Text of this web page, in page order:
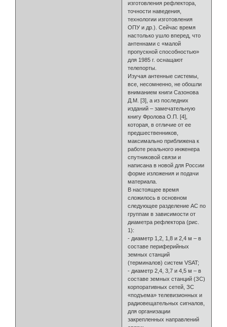
изготовления рефлектора,
точности наведения,
технологии изготовления
ОПУ и др.). Сейчас время
настолько ушло вперед, что
антеннами с «малой
пропускной способностью»
для 1985 г. оснащают
телепорты.
Изучая антенные системы,
все, несомненно, не обошли
вниманием книги Сазонова
Д.М. [3], а из последних
изданий – замечательную
книгу Фролова О.П. [4],
которая, в отличие от ее
предшественников,
максимально приближена к
работе реального инженера
спутниковой связи и
написана в новой для России
форме изложения и подачи
материала.
В настоящее время
сложилось в основном
следующее разделение АС по
группам в зависимости от
диаметра рефлектора (рис.
1):
- диаметр 1,2, 1,8 и 2,4 м – в
составе периферийных
земных станций
(терминалов) систем VSAT;
- диаметр 2,4, 3,7 и 4,5 м – в
составе земных станций (ЗС)
корпоративных сетей, ЗС
«подъема» телевизионных и
радиовещательных сигналов,
для организации
закрепленных направлений